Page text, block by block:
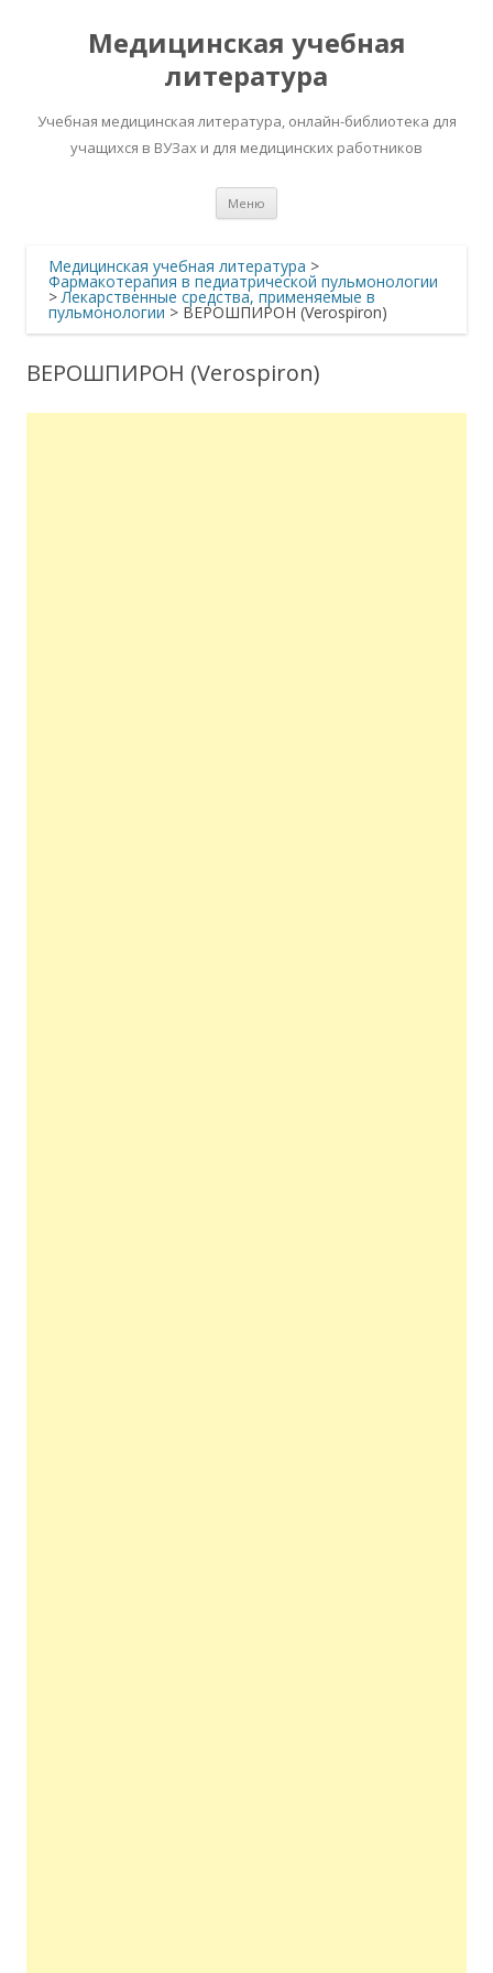
Медицинская учебная
литература
Учебная медицинская литература, онлайн-библиотека для
учащихся в ВУЗах и для медицинских работников
Меню
Медицинская учебная литература >
Фармакотерапия в педиатрической пульмонологии
>Лекарственные средства, применяемые в
пульмонологии > ВЕРОШПИРОН (Verospiron)
ВЕРОШПИРОН (Verospiron)